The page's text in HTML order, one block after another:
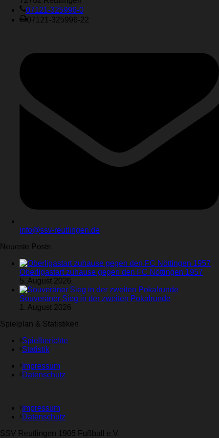
07121-325996-0
07121-325996-22
info@ssv-reutlingen.de
Neueste Posts
Oberligastart zuhause gegen den FC Nöttingen 1957
5. August 2026
Souveräner Sieg in der zweiten Pokalrunde
1. August 2026
Spielplan & Statistiken
Spielberichte
Statistik
Impressum
Datenschutz
Impressum
Datenschutz
SSV Reutlingen 1905 Fußball e.V.